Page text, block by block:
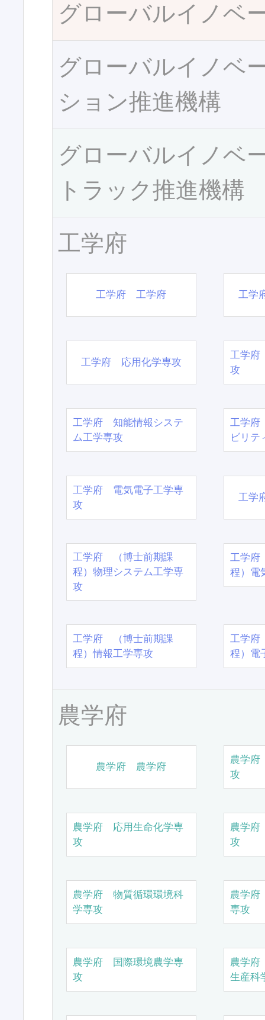
グローバルイノベ
グローバルイノベ
ション推進機構
グローバルイノベ
トラック推進機構
工学府
工学府 工学府 工学
工学府 応用化学専攻
工学府
攻
工学府 知能情報システ
ム工学専攻
工学府
ビリテ
工学府 電気電子工学専
攻
工学
工学府 （博士前期課
程）物理システム工学専
攻
工学
程）電
工学府 （博士前期課
程）情報工学専攻
工学
程）電
農学府
農学府 農学府
農学
攻
農学府 応用生命化学専
攻
農学
攻
農学府 物質循環環境科
学専攻
農学
専攻
農学府 国際環境農学専
攻
農学
生産科